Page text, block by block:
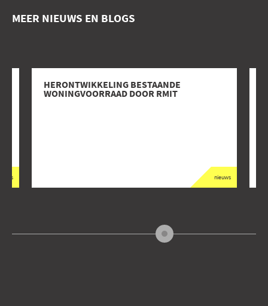
MEER NIEUWS EN BLOGS
nieuws
HERONTWIKKELING BESTAANDE
WONINGVOORRAAD DOOR RMIT